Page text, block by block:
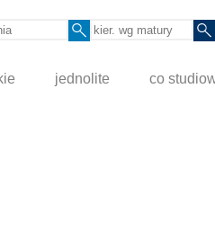
jednolite co